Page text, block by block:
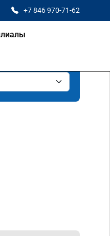
+7 846 970-71-62